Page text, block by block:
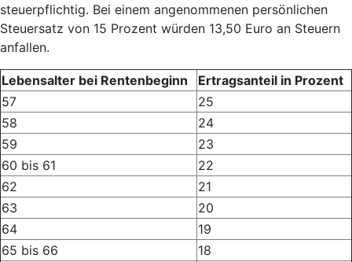
steuerpflichtig. Bei einem angenommenen persönlichen
Steuersatz von 15 Prozent würden 13,50 Euro an Steuern
anfallen.
Lebensalter bei Rentenbeginn
Ertragsanteil in Prozent
57
25
58
24
59
23
60 bis 61
22
62
21
63
20
64
19
65 bis 66
18